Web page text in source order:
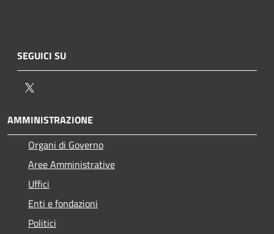
SEGUICI SU
AMMINISTRAZIONE
Organi di Governo
Aree Amministrative
Uffici
Enti e fondazioni
Politici